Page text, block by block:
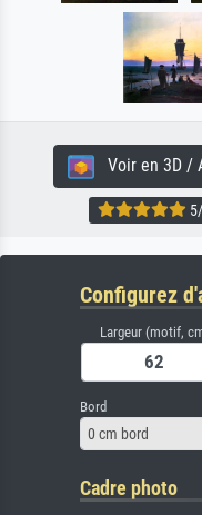
Voir en 3D /
Configurez
Largeur (motif,
Bord
0 cm bord
Cadre photo